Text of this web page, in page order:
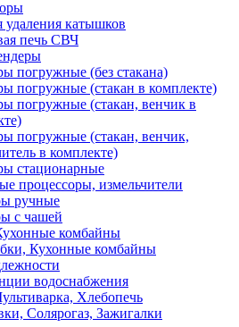
катышков
печь СВЧ
погружные (без стакана)
погружные (стакан в комплекте)
погружные (стакан, венчик в
погружные (стакан, венчик,
в комплекте)
стационарные
процессоры, измельчители
ручные
с чашей
комбайны
Кухонные комбайны
водоснабжения
Хлебопечь
Солярогаз, Зажигалки